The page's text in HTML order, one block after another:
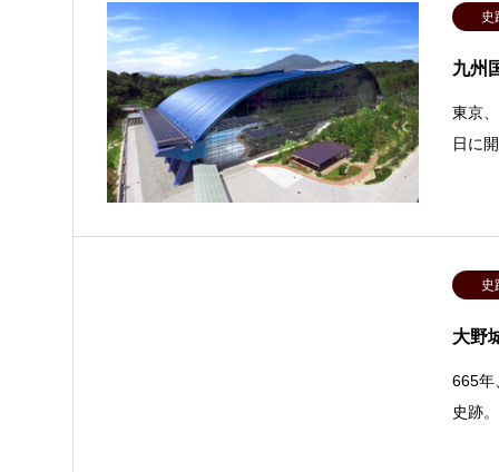
史
九州
東京
日に
史
大野
665年
史跡